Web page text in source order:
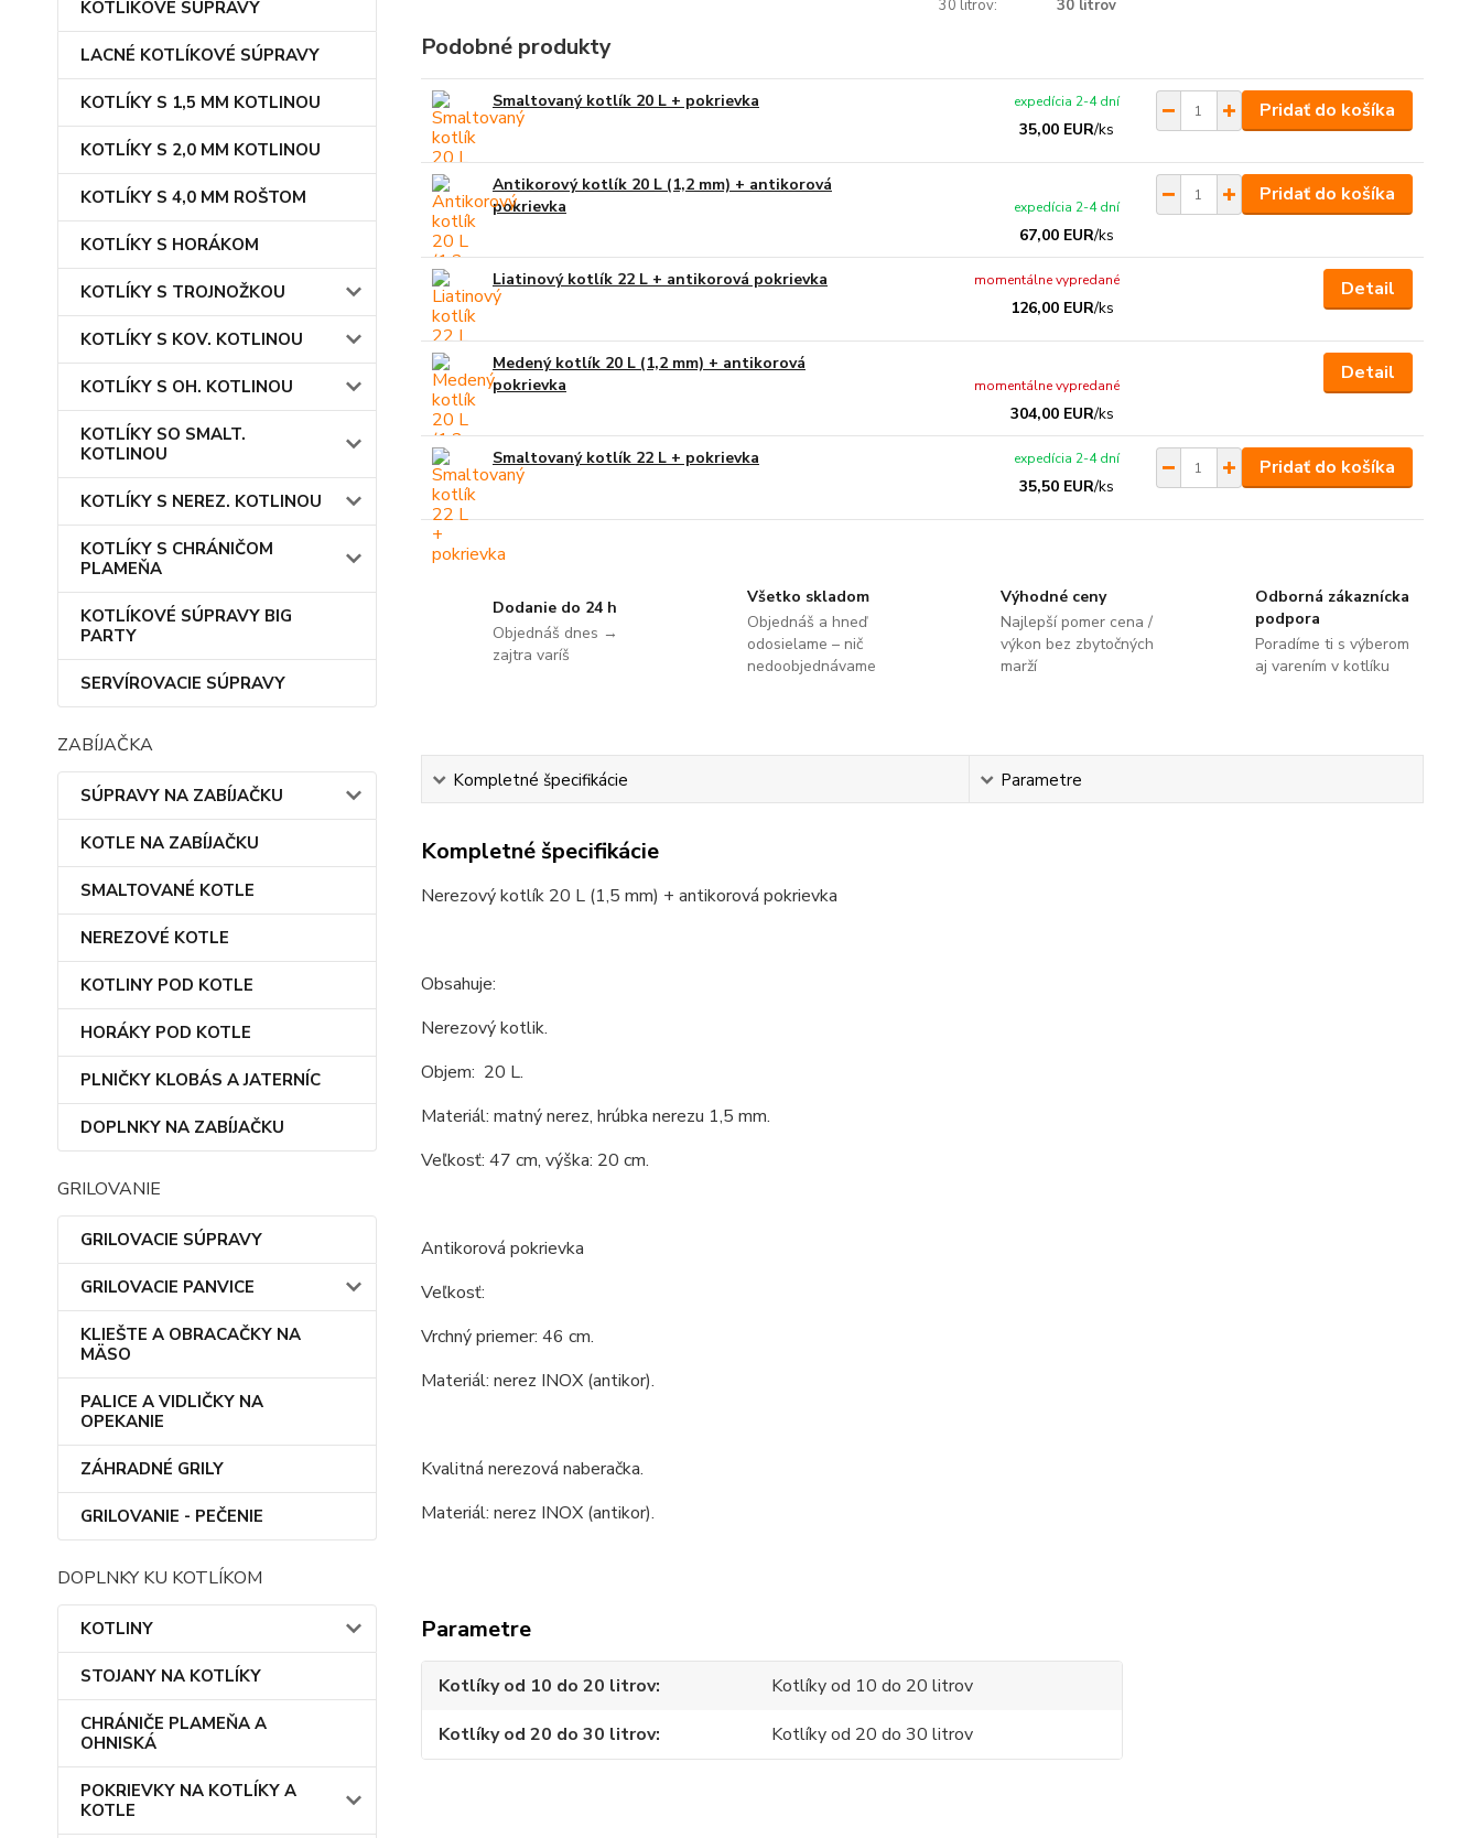
KOTLÍKOVÉ SÚPRAVY
LACNÉ KOTLÍKOVÉ SÚPRAVY
KOTLÍKY S 1,5 MM KOTLINOU
KOTLÍKY S 2,0 MM KOTLINOU
KOTLÍKY S 4,0 MM ROŠTOM
KOTLÍKY S HORÁKOM
KOTLÍKY S TROJNOŽKOU
KOTLÍKY S KOV. KOTLINOU
KOTLÍKY S OH. KOTLINOU
KOTLÍKY SO SMALT.
KOTLINOU
KOTLÍKY S NEREZ. KOTLINOU
KOTLÍKY S CHRÁNIČOM
PLAMEŇA
KOTLÍKOVÉ SÚPRAVY BIG
PARTY
SERVÍROVACIE SÚPRAVY
ZABÍJAČKA
SÚPRAVY NA ZABÍJAČKU
KOTLE NA ZABÍJAČKU
SMALTOVANÉ KOTLE
NEREZOVÉ KOTLE
KOTLINY POD KOTLE
HORÁKY POD KOTLE
PLNIČKY KLOBÁS A JATERNÍC
DOPLNKY NA ZABÍJAČKU
GRILOVANIE
GRILOVACIE SÚPRAVY
GRILOVACIE PANVICE
KLIEŠTE A OBRACAČKY NA
MÄSO
PALICE A VIDLIČKY NA
OPEKANIE
ZÁHRADNÉ GRILY
GRILOVANIE - PEČENIE
DOPLNKY KU KOTLÍKOM
KOTLINY
STOJANY NA KOTLÍKY
CHRÁNIČE PLAMEŇA A
OHNISKÁ
POKRIEVKY NA KOTLÍKY A
KOTLE
30 litrov:
30 litrov
Podobné produkty
Smaltovaný kotlík 20 L + pokrievka
35,00 EUR/ks
expedícia 2-4 dní Pridať do košíka
Antikorový kotlík 20 L (1,2 mm) + antikorová
pokrievka
67,00 EUR/ks
expedícia 2-4 dní
Pridať do košíka
Liatinový kotlík 22 L + antikorová pokrievka
126,00 EUR/ks
momentálne vypredané Detail
Medený kotlík 20 L (1,2 mm) + antikorová
pokrievka
304,00 EUR/ks
momentálne vypredané
Detail
Smaltovaný kotlík 22 L + pokrievka
35,50 EUR/ks
expedícia 2-4 dní Pridať do košíka
Dodanie do 24 h
Objednáš dnes →
zajtra varíš
Všetko skladom
Objednáš a hneď
odosielame – nič
nedoobjednávame
Výhodné ceny
Najlepší pomer cena /
výkon bez zbytočných
marží
Odborná zákaznícka
podpora
Poradíme ti s výberom
aj varením v kotlíku
Kompletné špecifikácie Parametre
Kompletné špecifikácie
Nerezový kotlík 20 L (1,5 mm) + antikorová pokrievka
Obsahuje:
Nerezový kotlik.
Objem: 20 L.
Materiál: matný nerez, hrúbka nerezu 1,5 mm.
Veľkosť: 47 cm, výška: 20 cm.
Antikorová pokrievka
Veľkosť:
Vrchný priemer: 46 cm.
Materiál: nerez INOX (antikor).
Kvalitná nerezová naberačka.
Materiál: nerez INOX (antikor).
Parametre
Kotlíky od 10 do 20 litrov
Kotlíky od 10 do 20 litrov
Kotlíky od 20 do 30 litrov
Kotlíky od 20 do 30 litrov